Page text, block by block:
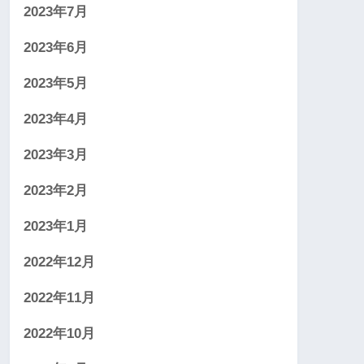
2023年7月
2023年6月
2023年5月
2023年4月
2023年3月
2023年2月
2023年1月
2022年12月
2022年11月
2022年10月